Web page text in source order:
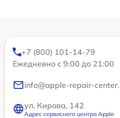
+7 (800) 101-14-79
Ежедневно с 9:00 до 21:00
info@apple-repair-
ул. Кирова, 142
Адрес сервисного центра Apple